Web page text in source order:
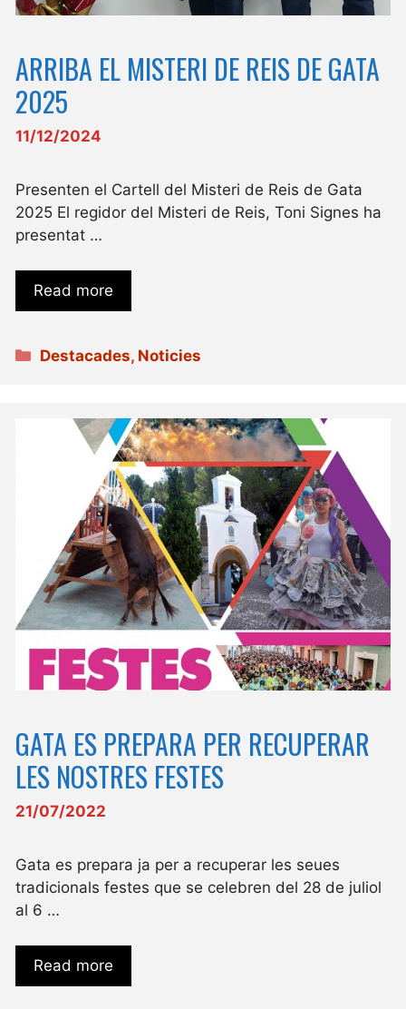
ARRIBA EL MISTERI DE REIS DE GATA
2025
11/12/2024
Presenten el Cartell del Misteri de Reis de Gata
2025 El regidor del Misteri de Reis, Toni Signes ha
presentat …
Read more
Categories
Destacades, Noticies
GATA ES PREPARA PER RECUPERAR
LES NOSTRES FESTES
21/07/2022
Gata es prepara ja per a recuperar les seues
tradicionals festes que se celebren del 28 de juliol
al 6 …
Read more